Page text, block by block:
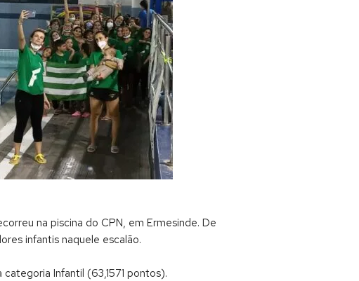
na piscina do CPN, em Ermesinde. De
infantis naquele escalão.
Infantil (63,1571 pontos).